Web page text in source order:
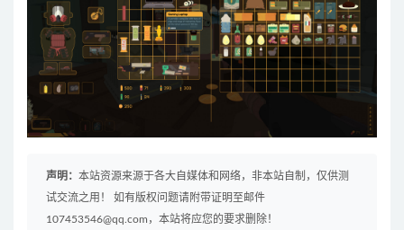
声明： 本站资源来源于各大自媒体和网络，非本站自制，仅供测
试交流之用！ 如有版权问题请附带证明至邮件
107453546@qq.com，本站将应您的要求删除！